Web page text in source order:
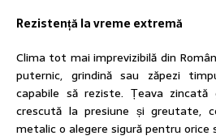
Rezistență la vreme extremă
Clima tot mai imprevizibilă din
puternic, grindină sau zăpezi
capabile să reziste. Țeava zincată
crescută la presiune și greutate,
metalic o alegere sigură pentru orice